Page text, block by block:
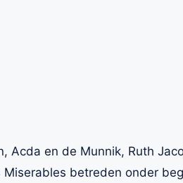
Acda en de Munnik, Ruth
betreden onder